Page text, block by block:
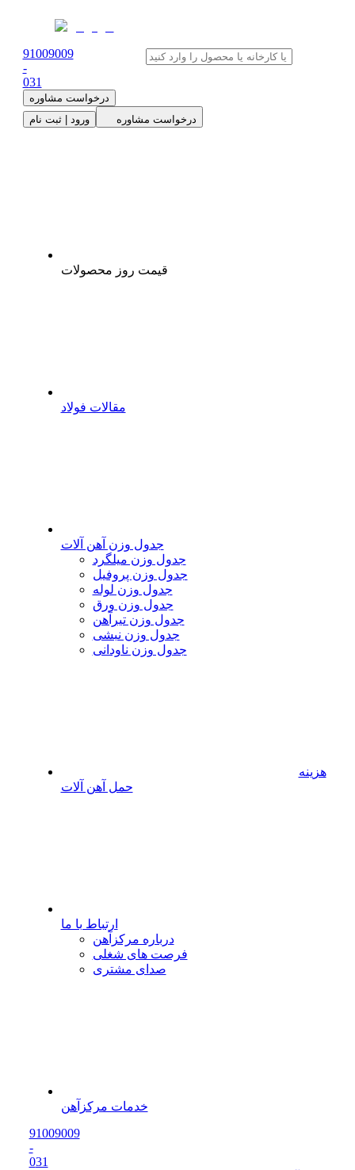
91009009
-
031
درخواست مشاوره
ورود | ثبت نام
درخواست مشاوره
قیمت روز محصولات
مقالات فولاد
جدول وزن آهن آلات
جدول وزن میلگرد
جدول وزن پروفیل
جدول وزن لوله
جدول وزن ورق
جدول وزن تیرآهن
جدول وزن نبشی
جدول وزن ناودانی
هزینه
حمل آهن آلات
ارتباط با ما
درباره مرکزآهن
فرصت های شغلی
صدای مشتری
خدمات مرکزآهن
91009009
-
031